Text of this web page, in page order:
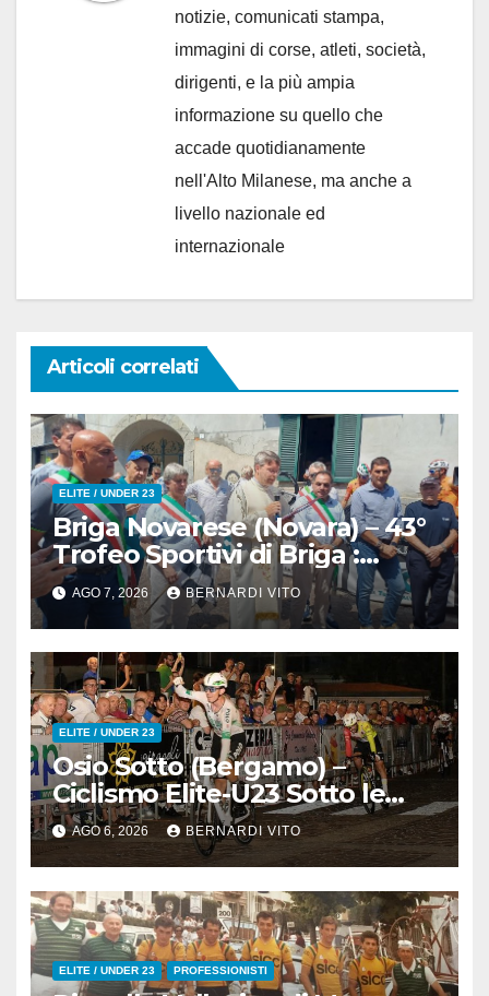
notizie, comunicati stampa,
immagini di corse, atleti, società,
dirigenti, e la più ampia
informazione su quello che
accade quotidianamente
nell'Alto Milanese, ma anche a
livello nazionale ed
internazionale
Articoli correlati
ELITE / UNDER 23
Briga Novarese (Novara) – 43°
Trofeo Sportivi di Briga :
Nicolò Arrighetti è ancora lui il
Re del Muro di San
Colombano
AGO 7, 2026 BERNARDI VITO
ELITE / UNDER 23
Osio Sotto (Bergamo) –
Ciclismo Elite-U23 Sotto le
Stelle : Kevin Bertoncelli (SC
Padovani-Polo Cherry Bank)
su Andrea Biancalani
(Beltrami TSA Tre Colli)
AGO 6, 2026 BERNARDI VITO
ELITE / UNDER 23 PROFESSIONISTI